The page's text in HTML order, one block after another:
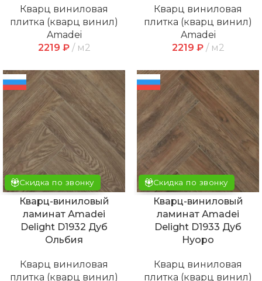
Кварц виниловая
плитка (кварц винил)
Amadei
2219 ₽ м2
Кварц виниловая
плитка (кварц винил)
Amadei
2219 ₽ м2
Скидка по звонку
Кварц-виниловый
ламинат Аmadei
Delight D1932 Дуб
Ольбия
Кварц виниловая
плитка (кварц винил)
Скидка по звонку
Кварц-виниловый
ламинат Аmadei
Delight D1933 Дуб
Нуоро
Кварц виниловая
плитка (кварц винил)